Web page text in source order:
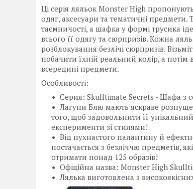
Ці серія ляльок Monster High
одяг, аксесуари та тематичні предмети.
таємничості, а шафка у формі трусика
всього її одягу та сюрпризів. Кожна
розблокування безлічі сюрпризів.
побачити їхній реальний колір, а потім
всередині предмети.
Особливості:
Серия: Skulltimate Secrets - Шафа з
Лагуни Блю мають яскраве
того, щоб задовольнити її
експерименти зі стилями!
Від пухнастого палантину й
постачається з безліччю предметів,
отримати понад 125 образів!
Офіційна назва: Monster High
Лялька виготовлена з